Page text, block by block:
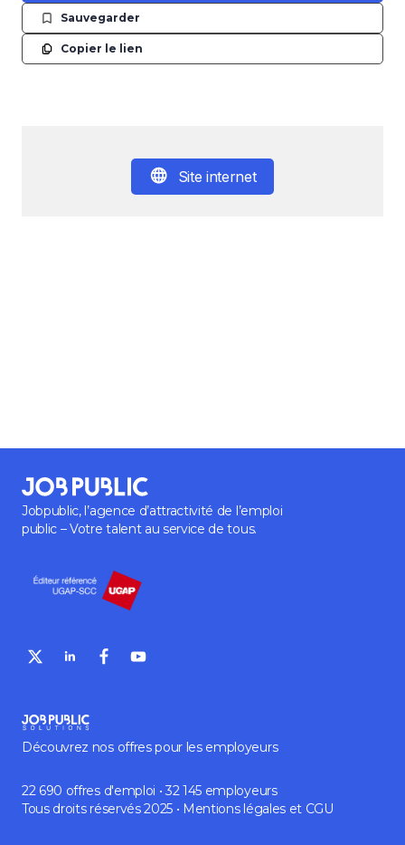
Sauvegarder
Copier le lien
Site internet
Jobpublic, l’agence d’attractivité de l’emploi
public – Votre talent au service de tous.
Découvrez nos offres pour les employeurs
22 690 offres d'emploi • 32 145 employeurs
Tous droits réservés 2025 • Mentions légaleset CGU